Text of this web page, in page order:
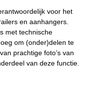
voor het
en aanhangers.
met technische
om (onder)delen te
prachtige foto’s van
van deze functie.